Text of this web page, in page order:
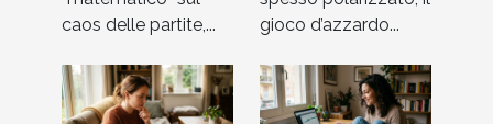
caos delle partite,...
gioco d’azzardo...